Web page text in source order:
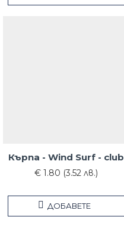
Кърпа - Wind Surf - club
€ 1.80 (3.52 лв.)
ДОБАВЕТЕ